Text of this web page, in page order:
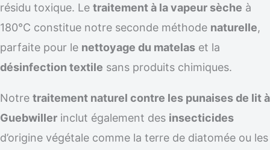
résidu toxique. Le traitement à la vapeur sèche à
180°C constitue notre seconde méthode naturelle,
parfaite pour le nettoyage du matelas et la
désinfection textile sans produits chimiques.
Notre traitement naturel contre les punaises de lit à
Guebwiller inclut également des insecticides
d’origine végétale comme la terre de diatomée ou les